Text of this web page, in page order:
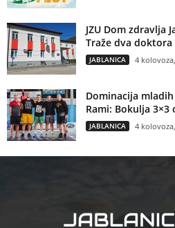
JZU Dom zdravlja
Traže dva
JABLANICA 4
Dominacija
Rami: Bokulja
JABLANICA 4